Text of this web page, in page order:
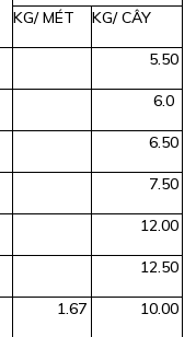
KG/ MÉT KG/ CÂY
5.50
6.0
6.50
7.50
12.00
12.50
1.67 10.00